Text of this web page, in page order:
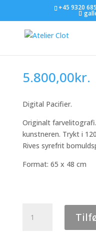
+45 9320
Jacob
5.800,00kr.
Digital Pacifier.
Originalt
kunstneren. Trykt i
Rives syrefrit
Format: 65 x 48 cm
Rantzau